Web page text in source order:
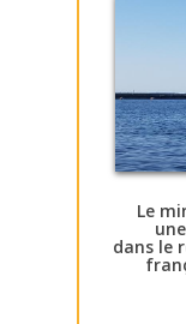
Le
dans le